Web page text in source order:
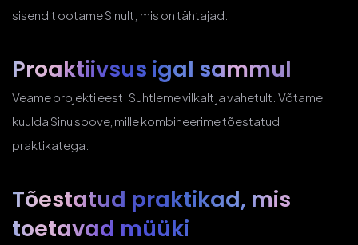
sisendit ootame Sinult; mis on tähtajad.
Proaktiivsus igal sammul
Veame projekti eest. Suhtleme vilkalt ja vahetult. Võtame
kuulda Sinu soove, mille kombineerime tõestatud
praktikatega.
Tõestatud praktikad, mis
toetavad müüki